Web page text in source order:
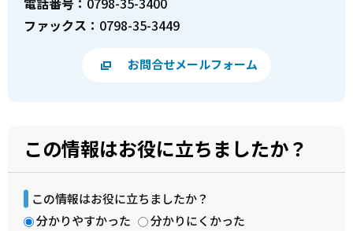
ファックス： 0798-35-3449
お問合せメールフォーム
この情報はお役に立ちましたか？
この情報はお役に立ちましたか？
分かりやすかった
分かりにくかった